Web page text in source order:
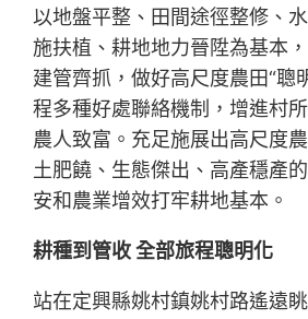
以地盤平整、田間途徑整修、
施扶植、耕地地力晉陞為基本
建管齊抓，做好高尺度農田“聰
程多種好處聯絡機制，增進村
農人致富。充足施展出高尺度
土肥饒、生態傑出、高產穩產
安和農業增效打牢耕地基本。
耕種到管收 全部旅程聰明化
站在定興縣姚村鎮姚村路遙遠